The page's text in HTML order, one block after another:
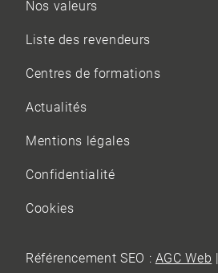
Nos valeurs
Liste des revendeurs
Centres de formations
Actualités
Mentions légales
Confidentialité
Cookies
Référencement SEO : AGC Web